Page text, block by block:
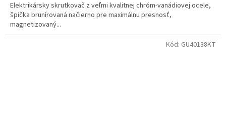
Elektrikársky skrutkovač z veľmi kvalitnej chróm-vanádiovej ocele,
špička brunírovaná načierno pre maximálnu presnosť,
magnetizovaný...
Kód: GU40138KT